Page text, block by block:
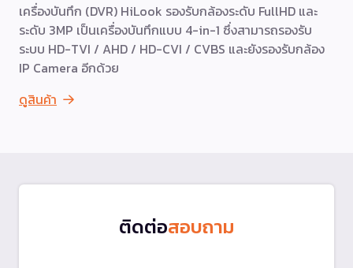
เครื่องบันทึก (DVR) HiLook รองรับกล้องระดับ FullHD และ
ระดับ 3MP เป็นเครื่องบันทึกแบบ 4-in-1 ซึ่งสามารถรองรับ
ระบบ HD-TVI / AHD / HD-CVI / CVBS และยังรองรับกล้อง
IP Camera อีกด้วย
ดูสินค้า
ติดต่อสอบถาม